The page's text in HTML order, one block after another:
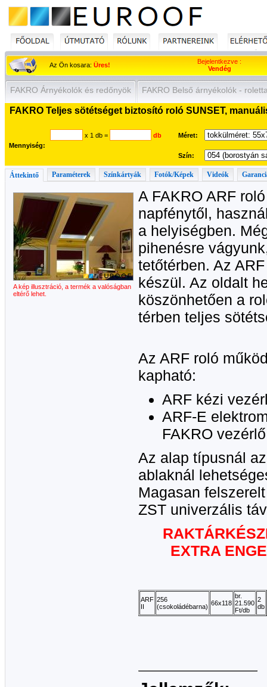
Az Ön kosara: Üres!
Bejelentkezve :
Vendég
FAKRO Árnyékolók és redőnyök FAKRO Belső árnyékolók -
FAKRO Teljes sötétséget biztosító roló SUNSET,
Mennyiség:
x 1 db = db Méret:
Szín:
Áttekintő Paraméterek Színkártyák Fotók/Képek Videók
A kép illusztráció, a termék a valóságban
eltérő lehet.
A FAKRO ARF
napfénytől,
a helyiségben.
pihenésre
tetőtérben. Az
készül. Az oldalt
köszönhetően a
térben teljes
Az ARF roló
kapható:
ARF kézi
ARF-E
FAKRO
Az alap típusnál
ablaknál
Magasan
ZST univerzális
EXTRA
ARF
II
256
(csokoládébarna) 66x118
br.
21.590
Ft/db
2
db